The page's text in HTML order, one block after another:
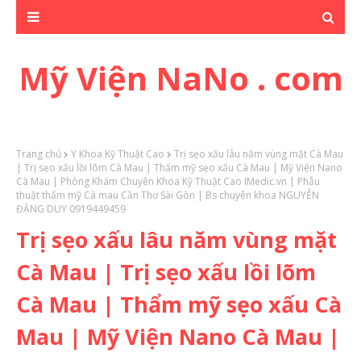
Mỹ Viện NaNo . com
Trang chủ Y Khoa Kỹ Thuật Cao
Trị sẹo xấu lâu năm vùng mặt Cà Mau
| Trị sẹo xấu lồi lõm Cà Mau | Thẩm mỹ sẹo xấu Cà Mau | Mỹ Viện Nano
Cà Mau | Phòng Khám Chuyên Khoa Kỹ Thuật Cao IMedic.vn | Phẫu
thuật thẩm mỹ Cà mau Cần Thơ Sài Gòn | Bs chuyên khoa NGUYỄN
ĐẶNG DUY 0919449459
Trị sẹo xấu lâu năm vùng mặt
Cà Mau | Trị sẹo xấu lồi lõm
Cà Mau | Thẩm mỹ sẹo xấu Cà
Mau | Mỹ Viện Nano Cà Mau |